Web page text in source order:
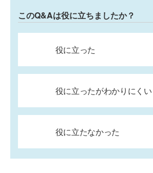
このQ&Aは役に立ちましたか？
役に立った
役に立ったがわかりにくい
役に立たなかった